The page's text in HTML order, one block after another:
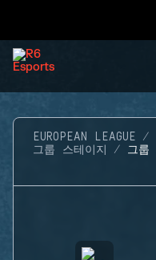
EUROPEAN LEAGUE
그룹 스테이지
그